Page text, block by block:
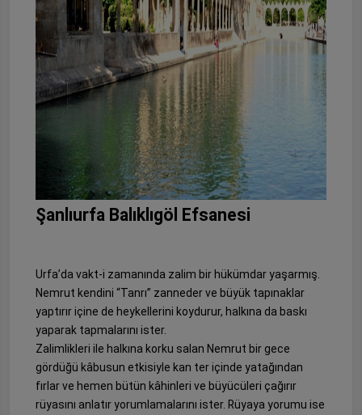
Şanlıurfa Balıklıgöl Efsanesi
Urfa’da vakt-i zamanında zalim bir hükümdar yaşarmış.
Nemrut kendini “Tanrı” zanneder ve büyük tapınaklar
yaptırır içine de heykellerini koydurur, halkına da baskı
yaparak tapmalarını ister.
Zalimlikleri ile halkına korku salan Nemrut bir gece
gördüğü kâbusun etkisiyle kan ter içinde yatağından
fırlar ve hemen bütün kâhinleri ve büyücüleri çağırır
rüyasını anlatır yorumlamalarını ister. Rüyaya yorumu ise